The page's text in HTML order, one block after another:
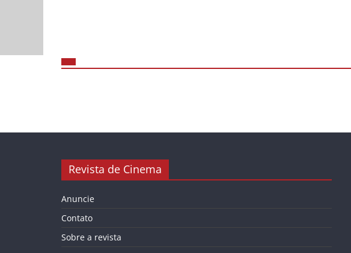
Revista de Cinema
Anuncie
Contato
Sobre a revista